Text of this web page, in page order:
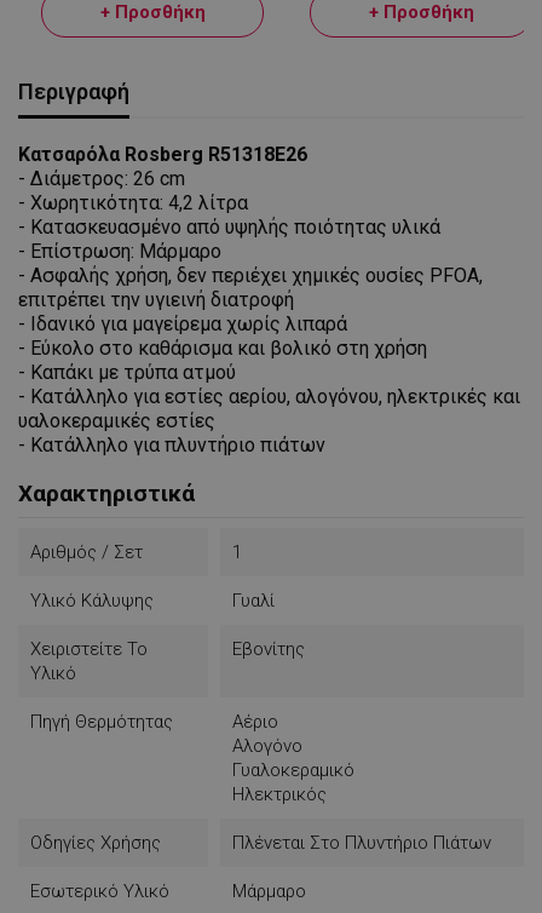
+ Προσθήκη + Προσθήκη
Περιγραφή
Κατσαρόλα Rosberg R51318E26
- Διάμετρος: 26 cm
- Χωρητικότητα: 4,2 λίτρα
- Κατασκευασμένο από υψηλής ποιότητας υλικά
- Επίστρωση: Μάρμαρο
- Ασφαλής χρήση, δεν περιέχει χημικές ουσίες PFOA,
επιτρέπει την υγιεινή διατροφή
- Ιδανικό για μαγείρεμα χωρίς λιπαρά
- Εύκολο στο καθάρισμα και βολικό στη χρήση
- Καπάκι με τρύπα ατμού
- Κατάλληλο για εστίες αερίου, αλογόνου, ηλεκτρικές και
υαλοκεραμικές εστίες
- Κατάλληλο για πλυντήριο πιάτων
Χαρακτηριστικά
Αριθμός / Σετ 1
Υλικό Κάλυψης Γυαλί
Χειριστείτε Το
Υλικό
Εβονίτης
Πηγή Θερμότητας
Αέριο
Αλογόνο
Γυαλοκεραμικό
Ηλεκτρικός
Οδηγίες Χρήσης Πλένεται Στο Πλυντήριο Πιάτων
Εσωτερικό Υλικό Μάρμαρο